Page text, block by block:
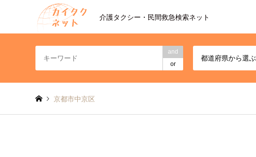
介護タクシー・民間救急検索ネット
and
or
都道府県から選ぶ
京都市中京区